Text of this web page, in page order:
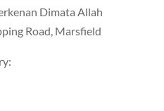
Dimata Allah
Road, Marsfield